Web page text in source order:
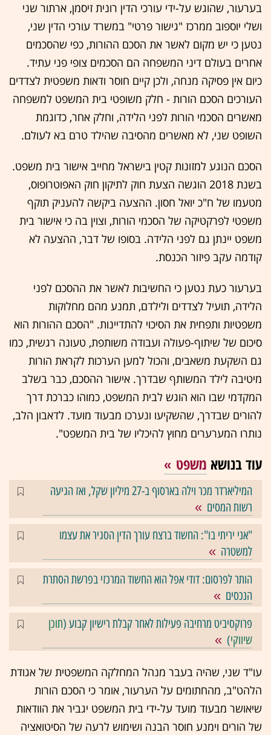
בערעור, שהוגש על-ידי עורכי הדין רונית זיסמן, ארתור שני
ושלי יוספוב ממרכז "גישור פרטי" במשרד עורכי הדין שני,
נטען כי יש מקום לאשר את הסכם ההורות, כפי שהסכמים
אחרים בעולם דיני המשפחה הם הסכמים צופי פני עתיד.
כיום אין פסיקה מנחה, ולכן קיים חוסר ודאות משפטית לצדדים
העורכים הסכם הורות - חלק משופטי בית המשפט למשפחה
מאשרים הסכמי הורות לפני הלידה, וחלק אחר, כדוגמת
השופט שני, לא מאשרים מהסיבה שהילד טרם בא לעולם.
הסכם הנוגע למזונות קטין בישראל מחייב אישור בית משפט.
בשנת 2018 הוגשה הצעת חוק לתיקון חוק האפוטרופוס,
מטעמו של ח"כ יואל חסון. ההצעה ביקשה להעניק תוקף
משפטי לפרקטיקה של הסכמי הורות, וצוין בה כי אישור בית
משפט יינתן גם לפני הלידה. בסופו של דבר, ההצעה לא
קודמה עקב פיזור הכנסת.
בערעור כעת נטען כי החשיבות לאשר את ההסכם לפני
הלידה, תועיל לצדדים ולילדם, תמנע מהם מחלוקות
משפטיות ותפחית את הסיכוי להתדיינות. "הסכם ההורות הוא
סיכום של שיתוף-פעולה ועבודה משותפת, טעונה רגשית, כמו
גם השקעת משאבים, והכול למען הערכות לקראת הורות
מיטיבה לילד המשותף שבדרך. אישור ההסכם, כבר בשלב
המקדמי שבו הוא הוגש לבית המשפט, כמוהו כברכת דרך
להורים שבדרך, שהשקיעו ונערכו מבעוד מועד. לדאבון הלב,
נותרו המערערים מחוץ להיכליו של בית המשפט".
עוד בנושא משפט
המיליארדר מכר וילה בארסוף ב-27 מיליון שקל, ואז הגיעה
רשות המסים
"אני יריתי בו": החשוד ברצח עורך הדין הסגיר את עצמו
למשטרה
הותר לפרסום: דודי אפל הוא החשוד המרכזי בפרשת הסתרת
הנכסים
פרוקסיביט מרחיבה פעילות לאחר קבלת רישיון קבוע (תוכן
שיווקי)
עו"ד שני, שהיה בעבר מנהל המחלקה המשפטית של אגודת
הלהט"ב, מהחתומים על הערעור, אומר כי הסכם הורות
שיאושר מבעוד מועד על-ידי בית המשפט יגביר את הוודאות
של הורים וימנע חוסר הבנה ושימוש לרעה של הסיטואציה